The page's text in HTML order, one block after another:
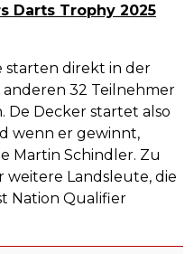
Darts Trophy 2025
starten direkt in der
32 Teilnehmer
De Decker startet also
wenn er gewinnt,
Martin Schindler. Zu
weitere Landsleute, die
Nation Qualifier